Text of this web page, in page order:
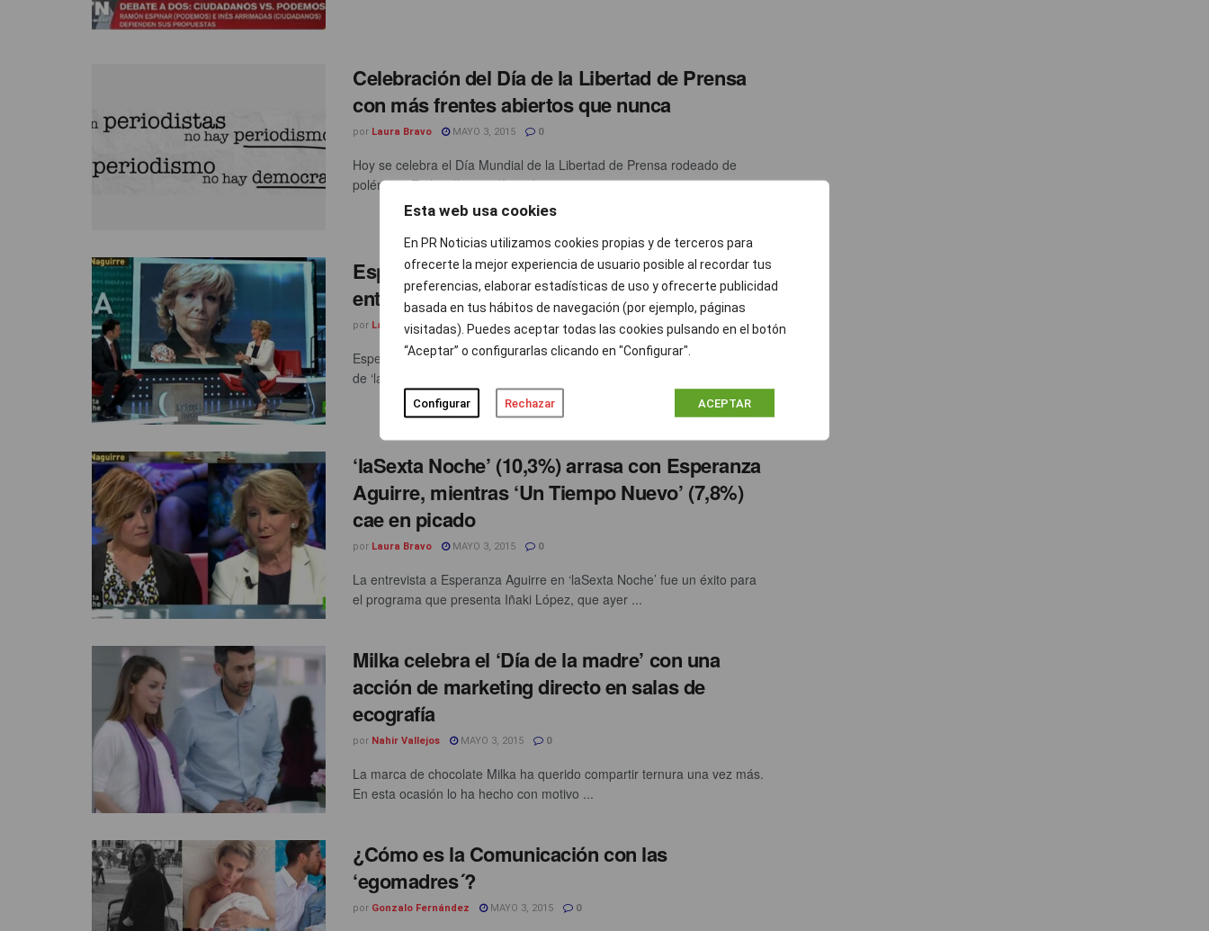
Esta web usa cookies
En PR Noticias utilizamos cookies propias y de terceros para
ofrecerte la mejor experiencia de usuario posible al recordar tus
preferencias, elaborar estadísticas de uso y ofrecerte publicidad
basada en tus hábitos de navegación (por ejemplo, páginas
visitadas). Puedes aceptar todas las cookies pulsando en el botón
“Aceptar” o configurarlas clicando en "Configurar".
Configurar Rechazar ACEPTAR
Celebración del Día de la Libertad de Prensa
con más frentes abiertos que nunca
por Laura Bravo MAYO 3, 2015 0
Hoy se celebra el Día Mundial de la Libertad de Prensa rodeado de
polémica. En los últimos días, el anuncio ...
Esperanza Aguirre soporta una de las
entrevistas más agresivas de ‘laSexta Noche’
por Laura Bravo MAYO 3, 2015 3
Esperanza Aguirre era una de las invitadas estelares de la temporada
de ‘laSexta Noche’, fue anunciada a bombo y platillo ...
‘laSexta Noche’ (10,3%) arrasa con Esperanza
Aguirre, mientras ‘Un Tiempo Nuevo’ (7,8%)
cae en picado
por Laura Bravo MAYO 3, 2015 0
La entrevista a Esperanza Aguirre en ‘laSexta Noche’ fue un éxito para
el programa que presenta Iñaki López, que ayer ...
Milka celebra el ‘Día de la madre’ con una
acción de marketing directo en salas de
ecografía
por Nahir Vallejos MAYO 3, 2015 0
La marca de chocolate Milka ha querido compartir ternura una vez más.
En esta ocasión lo ha hecho con motivo ...
¿Cómo es la Comunicación con las
‘egomadres´?
por Gonzalo Fernández MAYO 3, 2015 0